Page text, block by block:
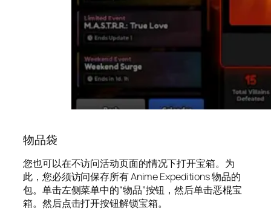
物品袋
您也可以在不访问活动页面的情况下打开宝箱。为
此，您必须访问保存所有 Anime Expeditions 物品的
包。单击左侧菜单中的“物品”按钮，然后单击恶棍宝
箱。然后点击打开按钮解锁宝箱。